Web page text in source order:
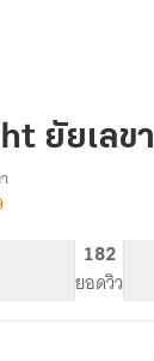
ยัยเลขา
182
ยอดวิว